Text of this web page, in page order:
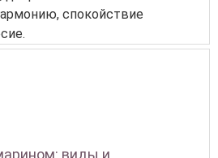
спокойствие
виды и